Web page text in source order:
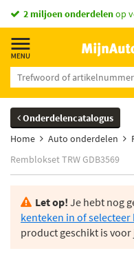
2 miljoen onderdelenop
Onderdelencatalogus
Home
Auto onderdelen
Remblokset TRW GDB3569
Let op! Je hebt nog
kenteken in of
product geschikt is